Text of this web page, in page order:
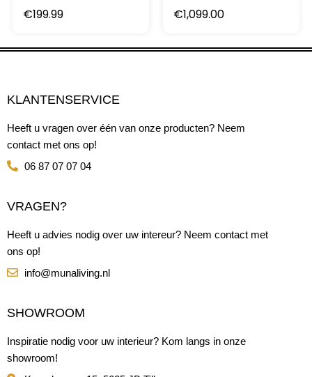
€199.99 €1,099.00
KLANTENSERVICE
Heeft u vragen over één van onze producten? Neem
contact met ons op!
06 87 07 07 04
VRAGEN?
Heeft u advies nodig over uw intereur? Neem contact met
ons op!
info@munaliving.nl
SHOWROOM
Inspiratie nodig voor uw interieur? Kom langs in onze
showroom!